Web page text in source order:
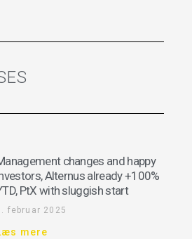
changes and happy
Alternus already +100%
PtX with sluggish start
februar 2025
mere